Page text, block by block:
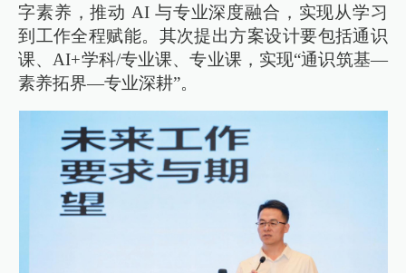
字素养，推动 AI 与专业深度融合，实现从学习
到工作全程赋能。其次提出方案设计要包括通识
课、AI+学科/专业课、专业课，实现“通识筑基—
素养拓界—专业深耕”。